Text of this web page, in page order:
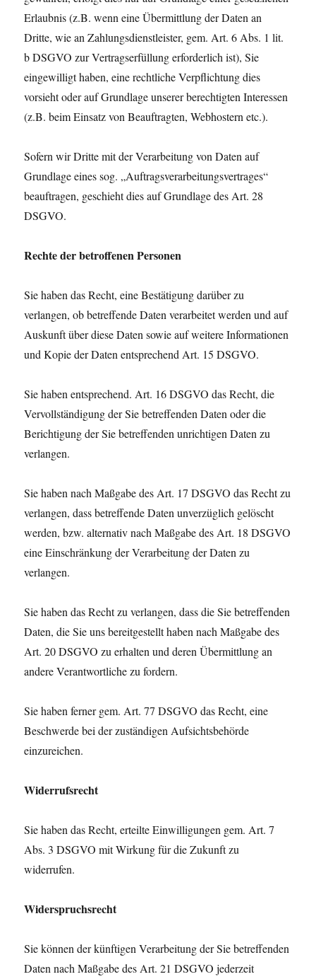
Erlaubnis (z.B. wenn eine Übermittlung der Daten an
Dritte, wie an Zahlungsdienstleister, gem. Art. 6 Abs. 1 lit.
b DSGVO zur Vertragserfüllung erforderlich ist), Sie
eingewilligt haben, eine rechtliche Verpflichtung dies
vorsieht oder auf Grundlage unserer berechtigten Interessen
(z.B. beim Einsatz von Beauftragten, Webhostern etc.).
Sofern wir Dritte mit der Verarbeitung von Daten auf
Grundlage eines sog. „Auftragsverarbeitungsvertrages“
beauftragen, geschieht dies auf Grundlage des Art. 28
DSGVO.
Rechte der betroffenen Personen
Sie haben das Recht, eine Bestätigung darüber zu
verlangen, ob betreffende Daten verarbeitet werden und auf
Auskunft über diese Daten sowie auf weitere Informationen
und Kopie der Daten entsprechend Art. 15 DSGVO.
Sie haben entsprechend. Art. 16 DSGVO das Recht, die
Vervollständigung der Sie betreffenden Daten oder die
Berichtigung der Sie betreffenden unrichtigen Daten zu
verlangen.
Sie haben nach Maßgabe des Art. 17 DSGVO das Recht zu
verlangen, dass betreffende Daten unverzüglich gelöscht
werden, bzw. alternativ nach Maßgabe des Art. 18 DSGVO
eine Einschränkung der Verarbeitung der Daten zu
verlangen.
Sie haben das Recht zu verlangen, dass die Sie betreffenden
Daten, die Sie uns bereitgestellt haben nach Maßgabe des
Art. 20 DSGVO zu erhalten und deren Übermittlung an
andere Verantwortliche zu fordern.
Sie haben ferner gem. Art. 77 DSGVO das Recht, eine
Beschwerde bei der zuständigen Aufsichtsbehörde
einzureichen.
Widerrufsrecht
Sie haben das Recht, erteilte Einwilligungen gem. Art. 7
Abs. 3 DSGVO mit Wirkung für die Zukunft zu
widerrufen.
Widerspruchsrecht
Sie können der künftigen Verarbeitung der Sie betreffenden
Daten nach Maßgabe des Art. 21 DSGVO jederzeit